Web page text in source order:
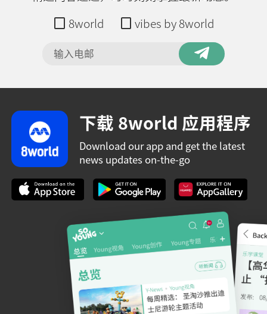
8world
vibes by 8world
下载 8world 应用程序
Download our app and get the latest
news updates on-the-go